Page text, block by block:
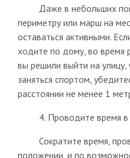
Даже в небольших
периметру или марш на
оставаться активными.
ходите по дому, во время
вы решили выйти на улицу,
заняться спортом,
расстоянии не менее 1
4. Проводите время в
Сократите время,
положении, и по